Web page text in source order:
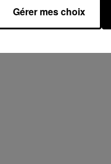
Gérer mes choix